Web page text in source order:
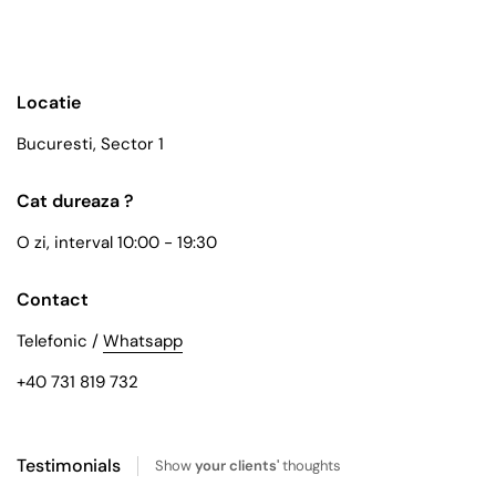
Locatie
Bucuresti, Sector 1
Cat dureaza ?
O zi, interval 10:00 - 19:30
Contact
Telefonic / Whatsapp
+40 731 819 732
Testimonials Showyour clients'thoughts